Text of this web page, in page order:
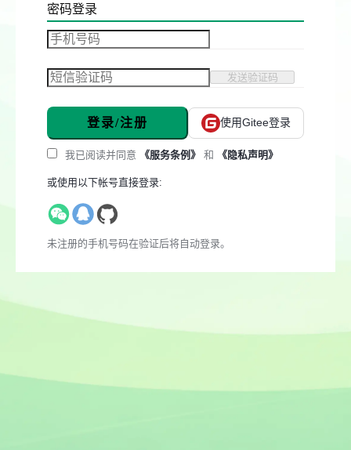
密码登录
发送验证码
登录/注册 使用Gitee登录
我已阅读并同意 《服务条例》 和 《隐私声明》
或使用以下帐号直接登录:
未注册的手机号码在验证后将自动登录。